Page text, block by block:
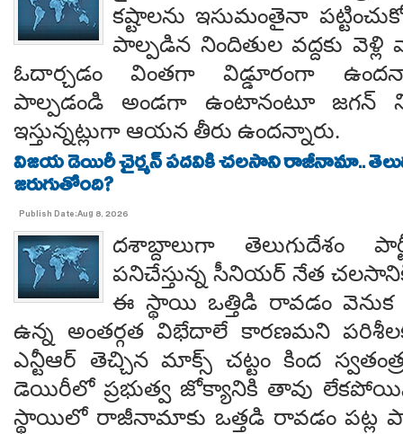
కష్టాలను ఇసుమంతైనా
పాల్పడిన నిందితుల వద్దకు
ఓదార్చడం వింతగా విడ్డూరంగా
పాల్పడండి అండగా ఉంటానంటూ జగన్
ఇస్తున్నట్లుగా ఆయన తీరు ఉందన్నారు.
విజయ డెయిరీ చైర్మన్ పదవికి చలసాని రాజీనామా..
జరుగుతోంది?
Publish Date:Aug 8, 2026
దశాబ్దాలుగా తెలుగుదేశం
పనిచేస్తున్న సీనియర్ నేత
ఈ స్థాయి ఒత్తిడి రావడం వెనుక
ఉన్న అంతర్గత విభేదాలే కారణమని
ఎన్టీఆర్ తెచ్చిన మాక్స్ చట్టం కింద
డెయిరీలో ప్రభుత్వ జోక్యానికి తావు
స్థాయిలో రాజీనామాకు ఒత్తడి రావడం పట్ల